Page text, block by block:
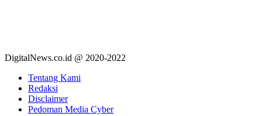
DigitalNews.co.id @ 2020-2022
Tentang Kami
Redaksi
Disclaimer
Pedoman Media Cyber